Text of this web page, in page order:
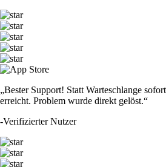
„Bester Support! Statt Warteschlange
erreicht. Problem wurde direkt gelöst.“
-Verifizierter Nutzer